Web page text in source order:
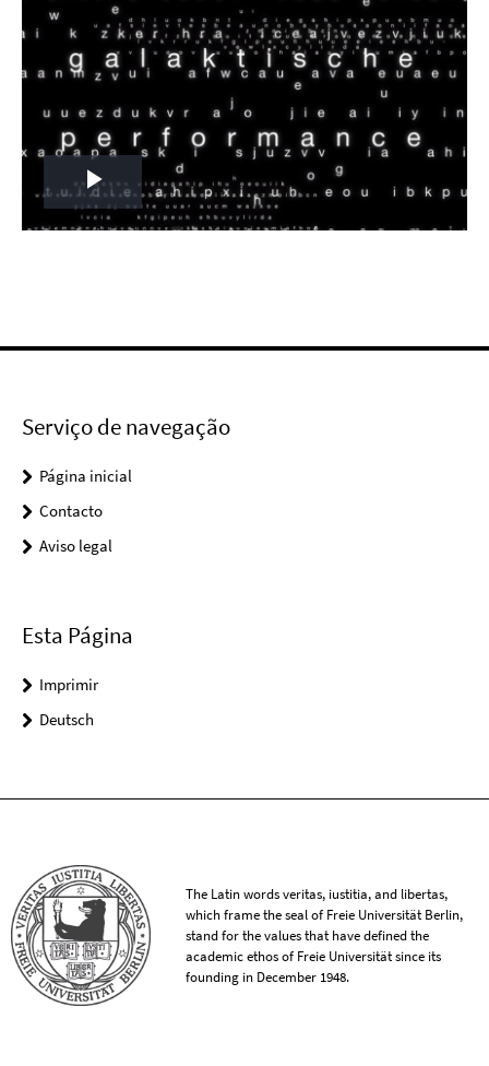
Play
Serviço de navegação
Página inicial
Contacto
Aviso legal
Esta Página
Imprimir
Deutsch
The Latin words veritas, iustitia, and libertas,
which frame the seal of Freie Universität Berlin,
stand for the values that have defined the
academic ethos of Freie Universität since its
founding in December 1948.